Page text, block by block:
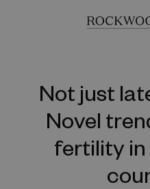
Not just
Novel
fertility